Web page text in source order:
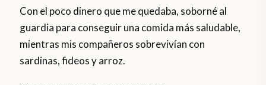
Con el poco dinero que me quedaba, soborné al
guardia para conseguir una comida más saludable,
mientras mis compañeros sobrevivían con
sardinas, fideos y arroz.